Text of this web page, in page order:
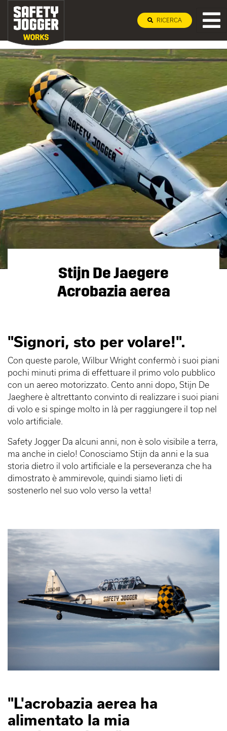
RICERCA
Stijn De Jaegere
Acrobazia aerea
"Signori, sto per volare!".
Con queste parole, Wilbur Wright confermò i suoi piani
pochi minuti prima di effettuare il primo volo pubblico
con un aereo motorizzato. Cento anni dopo, Stijn De
Jaeghere è altrettanto convinto di realizzare i suoi piani
di volo e si spinge molto in là per raggiungere il top nel
volo artificiale.
Safety Jogger Da alcuni anni, non è solo visibile a terra,
ma anche in cielo! Conosciamo Stijn da anni e la sua
storia dietro il volo artificiale e la perseveranza che ha
dimostrato è ammirevole, quindi siamo lieti di
sostenerlo nel suo volo verso la vetta!
"L'acrobazia aerea ha
alimentato la mia